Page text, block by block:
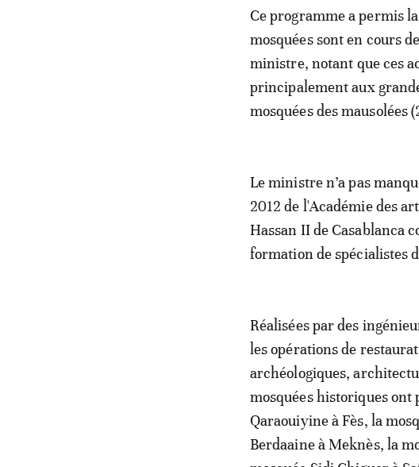
Ce programme a permis
mosquées sont en cours
ministre, notant que ces
principalement aux
mosquées des mausolées
Le ministre n’a pas
2012 de l'Académie des
Hassan II de Casablanca
formation de spécialistes
Réalisées par des
les opérations de
archéologiques,
mosquées historiques ont
Qaraouiyine à Fès, la
Berdaaine à Meknès, la